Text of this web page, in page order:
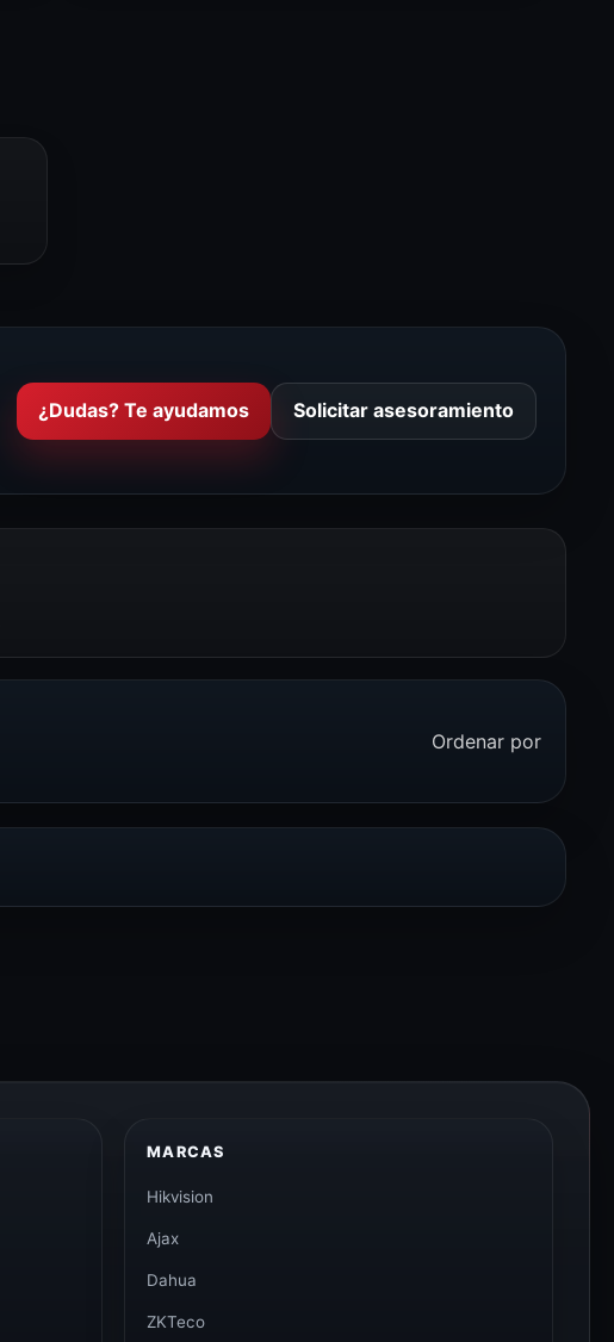
¿Dudas? Te ayudamos Solicitar asesoramiento
Ordenar por
MARCAS
Hikvision
Ajax
Dahua
ZKTeco